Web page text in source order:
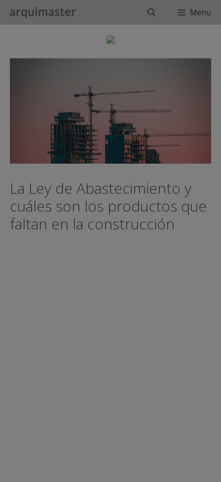
BuscarMenu
La Ley de Abastecimiento y
cuáles son los productos que
faltan en la construcción